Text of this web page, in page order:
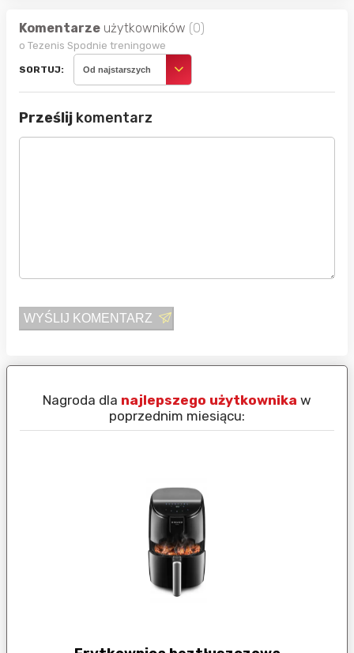
Komentarze użytkowników (0)
o Tezenis Spodnie treningowe
SORTUJ: Od najstarszych
Prześlij komentarz
WYŚLIJ KOMENTARZ
Nagroda dla najlepszego użytkownika w
poprzednim miesiącu: